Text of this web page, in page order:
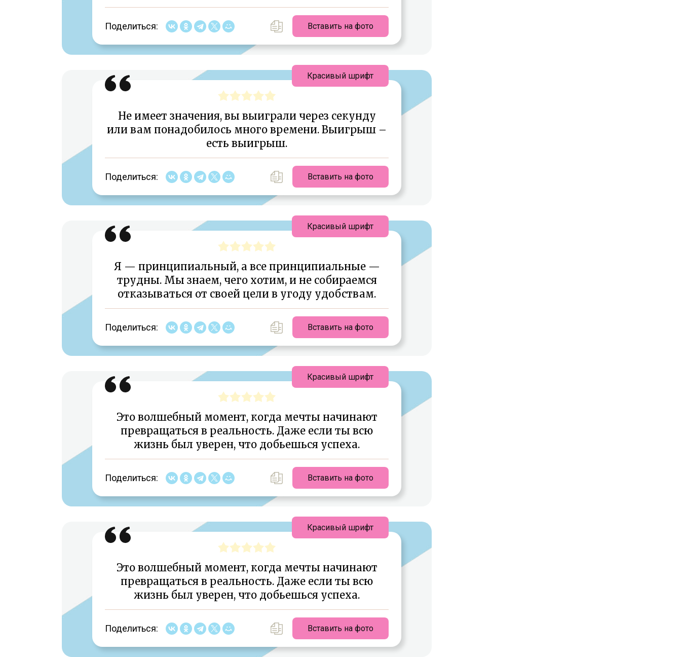
Поделиться: Вставить на фото
Не имеет значения, вы выиграли через секунду
или вам понадобилось много времени. Выигрыш –
есть выигрыш.
Поделиться: Вставить на фото
Красивый шрифт
Я — принципиальный, а все принципиальные —
трудны. Мы знаем, чего хотим, и не собираемся
отказываться от своей цели в угоду удобствам.
Поделиться: Вставить на фото
Красивый шрифт
Это волшебный момент, когда мечты начинают
превращаться в реальность. Даже если ты всю
жизнь был уверен, что добьешься успеха.
Поделиться: Вставить на фото
Красивый шрифт
Это волшебный момент, когда мечты начинают
превращаться в реальность. Даже если ты всю
жизнь был уверен, что добьешься успеха.
Поделиться: Вставить на фото
Красивый шрифт